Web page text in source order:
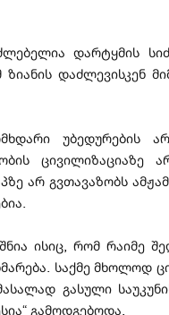
დარტყმის
ზიანის დაძლევისკენ
უბედურების
ცივილიზაციაზე
არ გვთავაზობს
ისიც, რომ რაიმე
საქმე მხოლოდ
გასული
გამოდგებოდა.